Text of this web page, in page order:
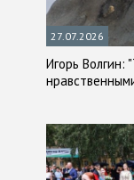
27.07.2026
Игорь Волгин: